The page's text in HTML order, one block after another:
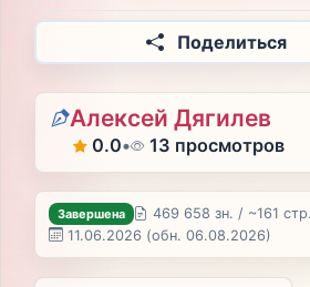
Поделиться
Алексей Дягилев
0.0• 13 просмотров
Завершена
469 658 зн. / ~161 стр.
11.06.2026 (обн. 06.08.2026)